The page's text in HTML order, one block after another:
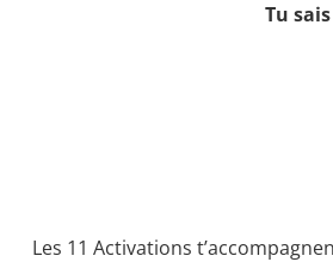
Tu
Les 11 Activations